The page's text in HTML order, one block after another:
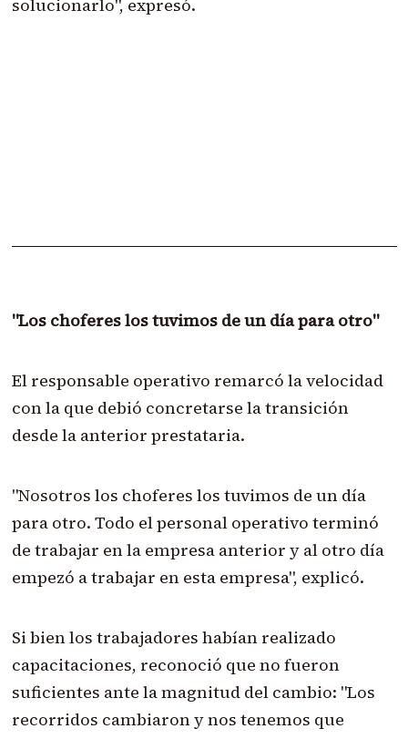
solucionarlo", expresó.
"Los choferes los tuvimos de un día para otro"
El responsable operativo remarcó la velocidad
con la que debió concretarse la transición
desde la anterior prestataria.
"Nosotros los choferes los tuvimos de un día
para otro. Todo el personal operativo terminó
de trabajar en la empresa anterior y al otro día
empezó a trabajar en esta empresa", explicó.
Si bien los trabajadores habían realizado
capacitaciones, reconoció que no fueron
suficientes ante la magnitud del cambio: "Los
recorridos cambiaron y nos tenemos que